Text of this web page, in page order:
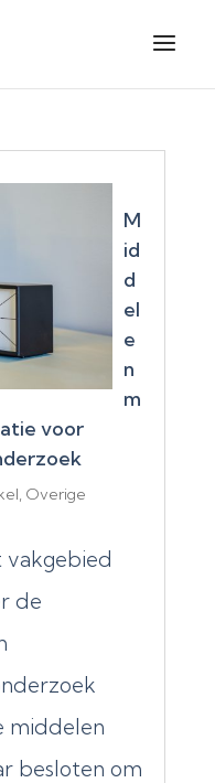
M
id
d
el
e
n
m
voor
, Overige
de
middelen
besloten om